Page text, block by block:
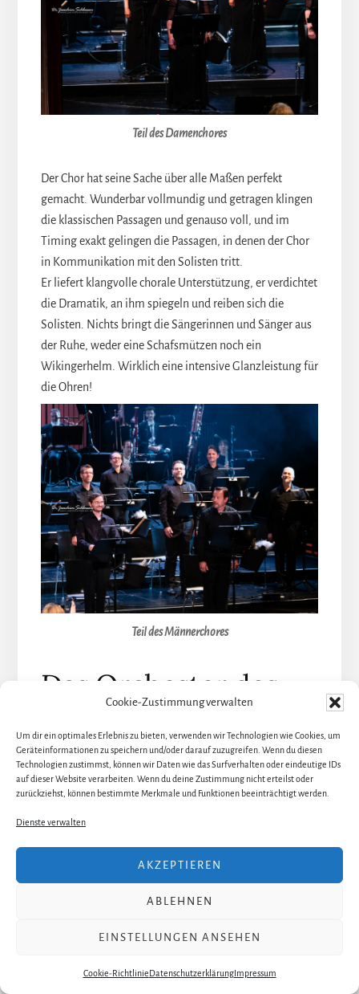
Cookie-Zustimmung verwalten
Um dir ein optimales Erlebnis zu bieten, verwenden wir Technologien wie Cookies, um
Geräteinformationen zu speichern und/oder darauf zuzugreifen. Wenn du diesen
Technologien zustimmst, können wir Daten wie das Surfverhalten oder eindeutige IDs
auf dieser Website verarbeiten. Wenn du deine Zustimmung nicht erteilst oder
zurückziehst, können bestimmte Merkmale und Funktionen beeinträchtigt werden.
Dienste verwalten
AKZEPTIEREN
ABLEHNEN
EINSTELLUNGEN ANSEHEN
Cookie-RichtlinieDatenschutzerklärungImpressum
Teil des Damenchores
Der Chor hat seine Sache über alle Maßen perfekt
gemacht. Wunderbar vollmundig und getragen klingen
die klassischen Passagen und genauso voll, und im
Timing exakt gelingen die Passagen, in denen der Chor
in Kommunikation mit den Solisten tritt.
Er liefert klangvolle chorale Unterstützung, er verdichtet
die Dramatik, an ihm spiegeln und reiben sich die
Solisten. Nichts bringt die Sängerinnen und Sänger aus
der Ruhe, weder eine Schafsmützen noch ein
Wikingerhelm. Wirklich eine intensive Glanzleistung für
die Ohren!
Teil des Männerchores
Das Orchester des
Staatstheaters am
Gärtnerplatz
Unter der musikalischen Leitung von Howard Arman
spielt sich das Orchester zielstrebig durch die
komischen Oratorium untergebracht sind und man
kommt nicht umhin, die Freude nachzufühlen, die die
Musiker offenkundig empfinden. Mich reißt das
Und so ist in dieser Aufführung die gewohnte Brillanz